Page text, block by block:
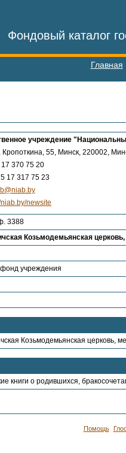
Фондовый каталог
Главная
учреждение
Кропоткина, 55, Минск, 220002,
370 75 20
17 317 75 23
niab.by/newsite
3388
Козьмодемьянская
учреждения
Козьмодемьянская церковь,
книги о родившихся,
Помощь